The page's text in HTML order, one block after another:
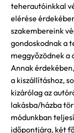
teherautóinkkal
elérése
szakembereink
gondoskodnak a
meggyőzödnek a
Annak
a kiszállításhoz,
kizárólag az
lakásba/házba
módunkban
időpontjára, két